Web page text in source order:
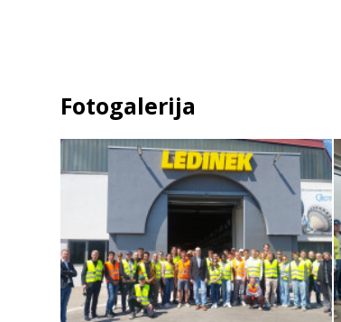
Fotogalerija